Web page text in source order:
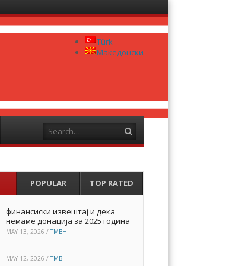
Menu
Skip to
Türk
Македонски
Search
POPULAR TOP RATED
финансиски извештај и дека
немаме донација за 2025 година
MAY 13, 2026 /TMBH
MAY 12, 2026 /TMBH